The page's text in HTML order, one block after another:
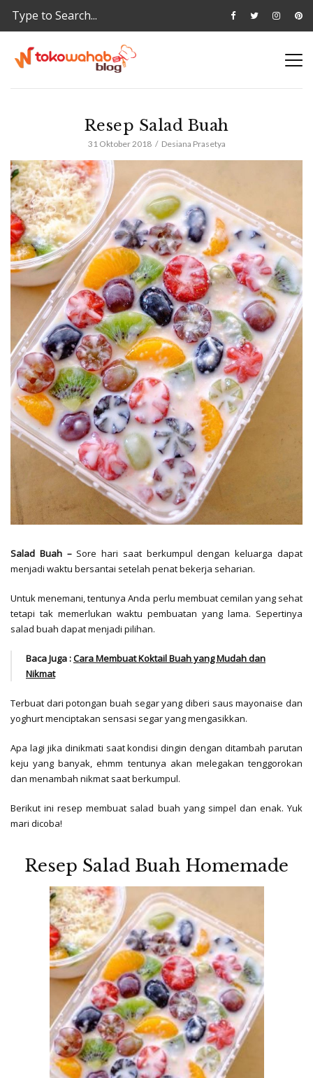
Resep Salad Buah
31 Oktober 2018 Desiana Prasetya
Salad Buah – Sore hari saat berkumpul dengan keluarga dapat
menjadi waktu bersantai setelah penat bekerja seharian.
Untuk menemani, tentunya Anda perlu membuat cemilan yang sehat
tetapi tak memerlukan waktu pembuatan yang lama. Sepertinya
salad buah dapat menjadi pilihan.
Baca Juga :Cara Membuat Koktail Buah yang Mudah dan
Nikmat
Terbuat dari potongan buah segar yang diberi saus mayonaise dan
yoghurt menciptakan sensasi segar yang mengasikkan.
Apa lagi jika dinikmati saat kondisi dingin dengan ditambah parutan
keju yang banyak, ehmm tentunya akan melegakan tenggorokan
dan menambah nikmat saat berkumpul.
Berikut ini resep membuat salad buah yang simpel dan enak. Yuk
mari dicoba!
Resep Salad Buah Homemade